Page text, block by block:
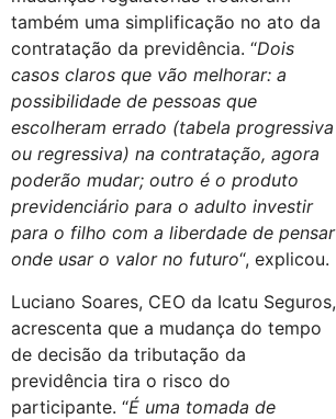
também uma simplificação no ato da
contratação da previdência. “Dois
casos claros que vão melhorar: a
possibilidade de pessoas que
escolheram errado (tabela progressiva
ou regressiva) na contratação, agora
poderão mudar; outro é o produto
previdenciário para o adulto investir
para o filho com a liberdade de pensar
onde usar o valor no futuro“, explicou.
Luciano Soares, CEO da Icatu Seguros,
acrescenta que a mudança do tempo
de decisão da tributação da
previdência tira o risco do
participante. “É uma tomada de